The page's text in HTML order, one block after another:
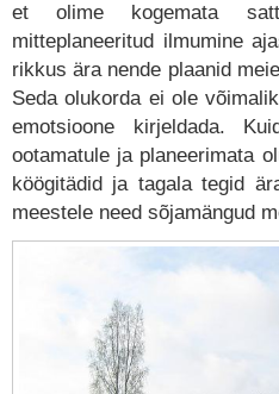
et olime kogemata
mitteplaneeritud ilmumine
rikkus ära nende plaanid
Seda olukorda ei ole
emotsioone kirjeldada.
ootamatule ja planeerimata
köögitädid ja tagala tegid
meestele need sõjamängud